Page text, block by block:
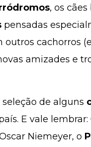
, os
pensadas
outros cachorros
amizades e
de alguns
E vale
Niemeyer, o